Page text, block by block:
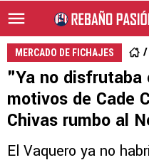
MERCADO DE FICHAJES
"Ya no
motivos de Cade
Chivas rumbo al
El Vaquero ya no